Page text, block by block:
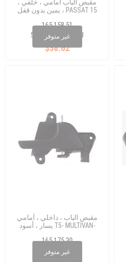
غير متوفر
مقبض الباب أمامي ، خلفي ،
يمين بدون قفل ، PASSAT 15
165 158 51
$38.62
510 837 205 J GRU
غير متوفر
مقبض الباب ، داخلي ، أمامي
يسار ، أسود T5- MULTIVAN-
165 175 30
7H0 837 1139B9